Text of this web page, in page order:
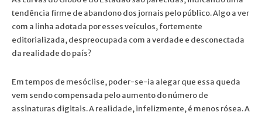
tendência firme de abandono dos jornais pelo público. Algo a ver
com a linha adotada por esses veículos, fortemente
editorializada, despreocupada com a verdade e desconectada
da realidade do país?
Em tempos de mesóclise, poder-se-ia alegar que essa queda
vem sendo compensada pelo aumento do número de
assinaturas digitais. A realidade, infelizmente, é menos rósea. A